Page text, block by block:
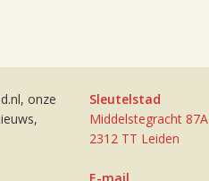
onze
Sleutelstad
Middelstegracht 87A
2312 TT Leiden